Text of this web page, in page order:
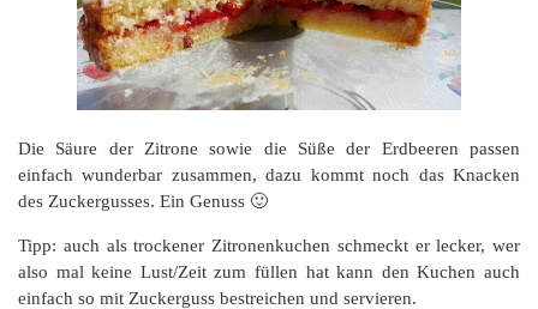
Die Säure der Zitrone sowie die Süße der Erdbeeren passen
einfach wunderbar zusammen, dazu kommt noch das Knacken
des Zuckergusses. Ein Genuss 🙂
Tipp: auch als trockener Zitronenkuchen schmeckt er lecker, wer
also mal keine Lust/Zeit zum füllen hat kann den Kuchen auch
einfach so mit Zuckerguss bestreichen und servieren.